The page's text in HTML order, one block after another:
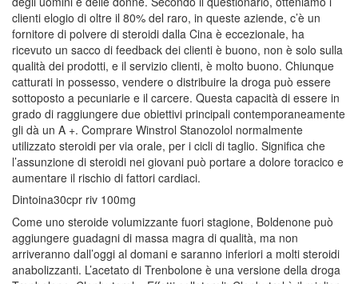
clienti elogio di oltre il 80% del raro, in queste aziende, c’è un
fornitore di polvere di steroidi dalla Cina è eccezionale, ha
ricevuto un sacco di feedback dei clienti è buono, non è solo sulla
qualità dei prodotti, e il servizio clienti, è molto buono. Chiunque
catturati in possesso, vendere o distribuire la droga può essere
sottoposto a pecuniarie e il carcere. Questa capacità di essere in
grado di raggiungere due obiettivi principali contemporaneamente
gli dà un A +. Comprare Winstrol Stanozolol normalmente
utilizzato steroidi per via orale, per i cicli di taglio. Significa che
l’assunzione di steroidi nei giovani può portare a dolore toracico e
aumentare il rischio di fattori cardiaci.
Dintoina30cpr riv 100mg
Come uno steroide volumizzante fuori stagione, Boldenone può
aggiungere guadagni di massa magra di qualità, ma non
arriveranno dall’oggi al domani e saranno inferiori a molti steroidi
anabolizzanti. L’acetato di Trenbolone è una versione della droga